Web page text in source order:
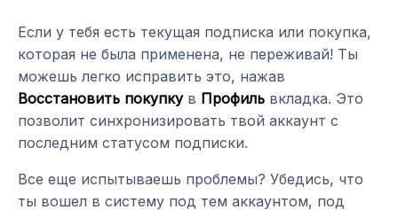
Если у тебя есть текущая подписка или покупка,
которая не была применена, не переживай! Ты
можешь легко исправить это, нажав
Восстановить покупкув Профиль вкладка. Это
позволит синхронизировать твой аккаунт с
последним статусом подписки.
Все еще испытываешь проблемы? Убедись, что
ты вошел в систему под тем аккаунтом, под